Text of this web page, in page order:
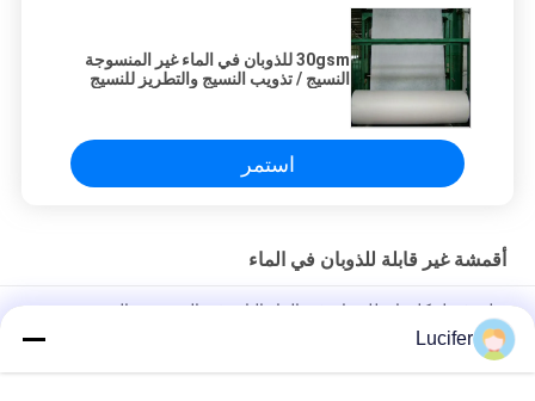
30gsm للذوبان في الماء غير المنسوجة
النسيج / تذويب النسيج والتطريز للنسيج
استمر
أقمشة غير قابلة للذوبان في الماء
بولي فينيل كلورايد للذوبان في الماء البارد غير المنسوجة النسيج منقوش
نمط للتطريز
قماش مطبوع قابل للذوبان في الماء البارد ، 100٪ دعم التطريز PVA
Lucifer